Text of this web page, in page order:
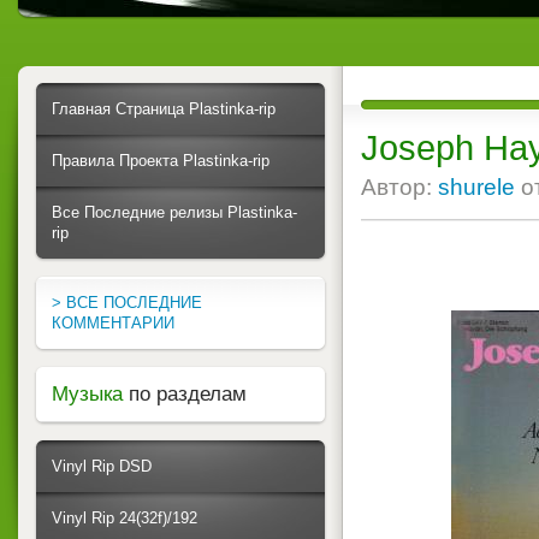
Joseph
Автор: shurele
Главная Страница Plastinka-rip
Правила Проекта Plastinka-rip
Все Последние релизы Plastinka-
rip
> ВСЕ ПОСЛЕДНИЕ
КОММЕНТАРИИ
Музыка по разделам
Vinyl Rip DSD
Vinyl Rip 24(32f)/192